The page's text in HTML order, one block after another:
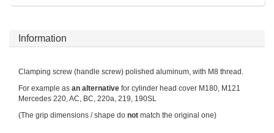
Information
Clamping screw (handle screw) polished aluminum, with M8 thread.
For example as an alternative for cylinder head cover M180, M121
Mercedes 220, AC, BC, 220a, 219, 190SL
(The grip dimensions / shape do not match the original one)